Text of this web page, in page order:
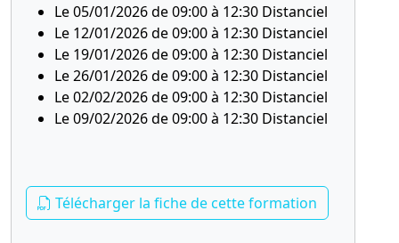
Le 05/01/2026 de 09:00 à 12:30 Distanciel
Le 12/01/2026 de 09:00 à 12:30 Distanciel
Le 19/01/2026 de 09:00 à 12:30 Distanciel
Le 26/01/2026 de 09:00 à 12:30 Distanciel
Le 02/02/2026 de 09:00 à 12:30 Distanciel
Le 09/02/2026 de 09:00 à 12:30 Distanciel
Télécharger la fiche de cette formation